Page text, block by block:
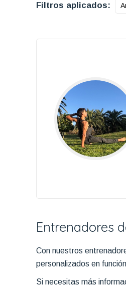
Filtros aplicados:
Entrenadores
Con nuestros
personalizados en
Si necesitas más